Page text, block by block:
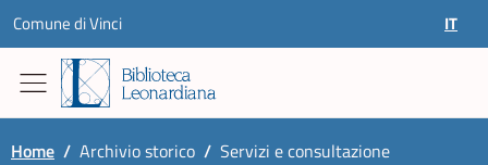
Skip to content
Comune di Vinci IT
Home / Archivio storico / Servizi e consultazione